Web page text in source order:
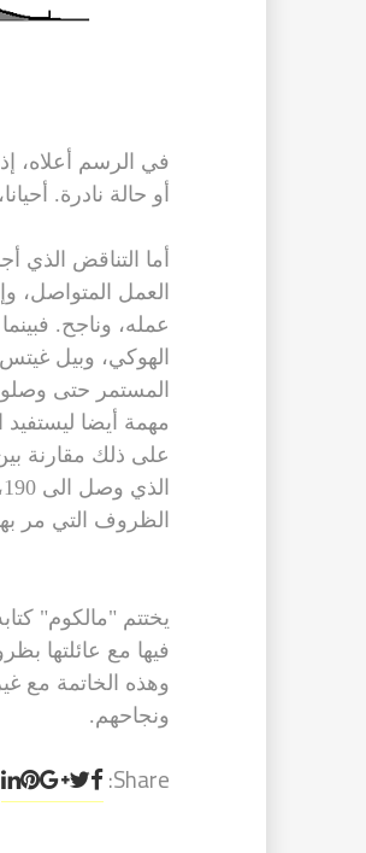
في الرسم أعلاه،
أو حالة نادرة.
أما التناقض
عمله، وناجح.
الهوكي، وبيل
المستمر حتى
مهمة أيضا
الظروف التي مر
يختتم "مالكوم"
فيها مع عائلتها
وهذه الخاتمة مع
ونجاحهم.
Share: